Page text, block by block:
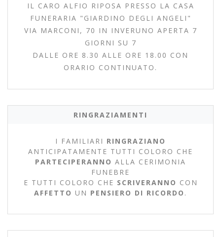
IL CARO ALFIO RIPOSA PRESSO LA CASA
FUNERARIA "GIARDINO DEGLI ANGELI"
VIA MARCONI, 70 IN INVERUNO APERTA 7
GIORNI SU 7
DALLE ORE 8.30 ALLE ORE 18.00 CON
ORARIO CONTINUATO.
RINGRAZIAMENTI
I FAMILIARI RINGRAZIANO
ANTICIPATAMENTE TUTTI COLORO CHE
PARTECIPERANNO ALLA CERIMONIA
FUNEBRE
E TUTTI COLORO CHE SCRIVERANNO CON
AFFETTO UN PENSIERO DI RICORDO .